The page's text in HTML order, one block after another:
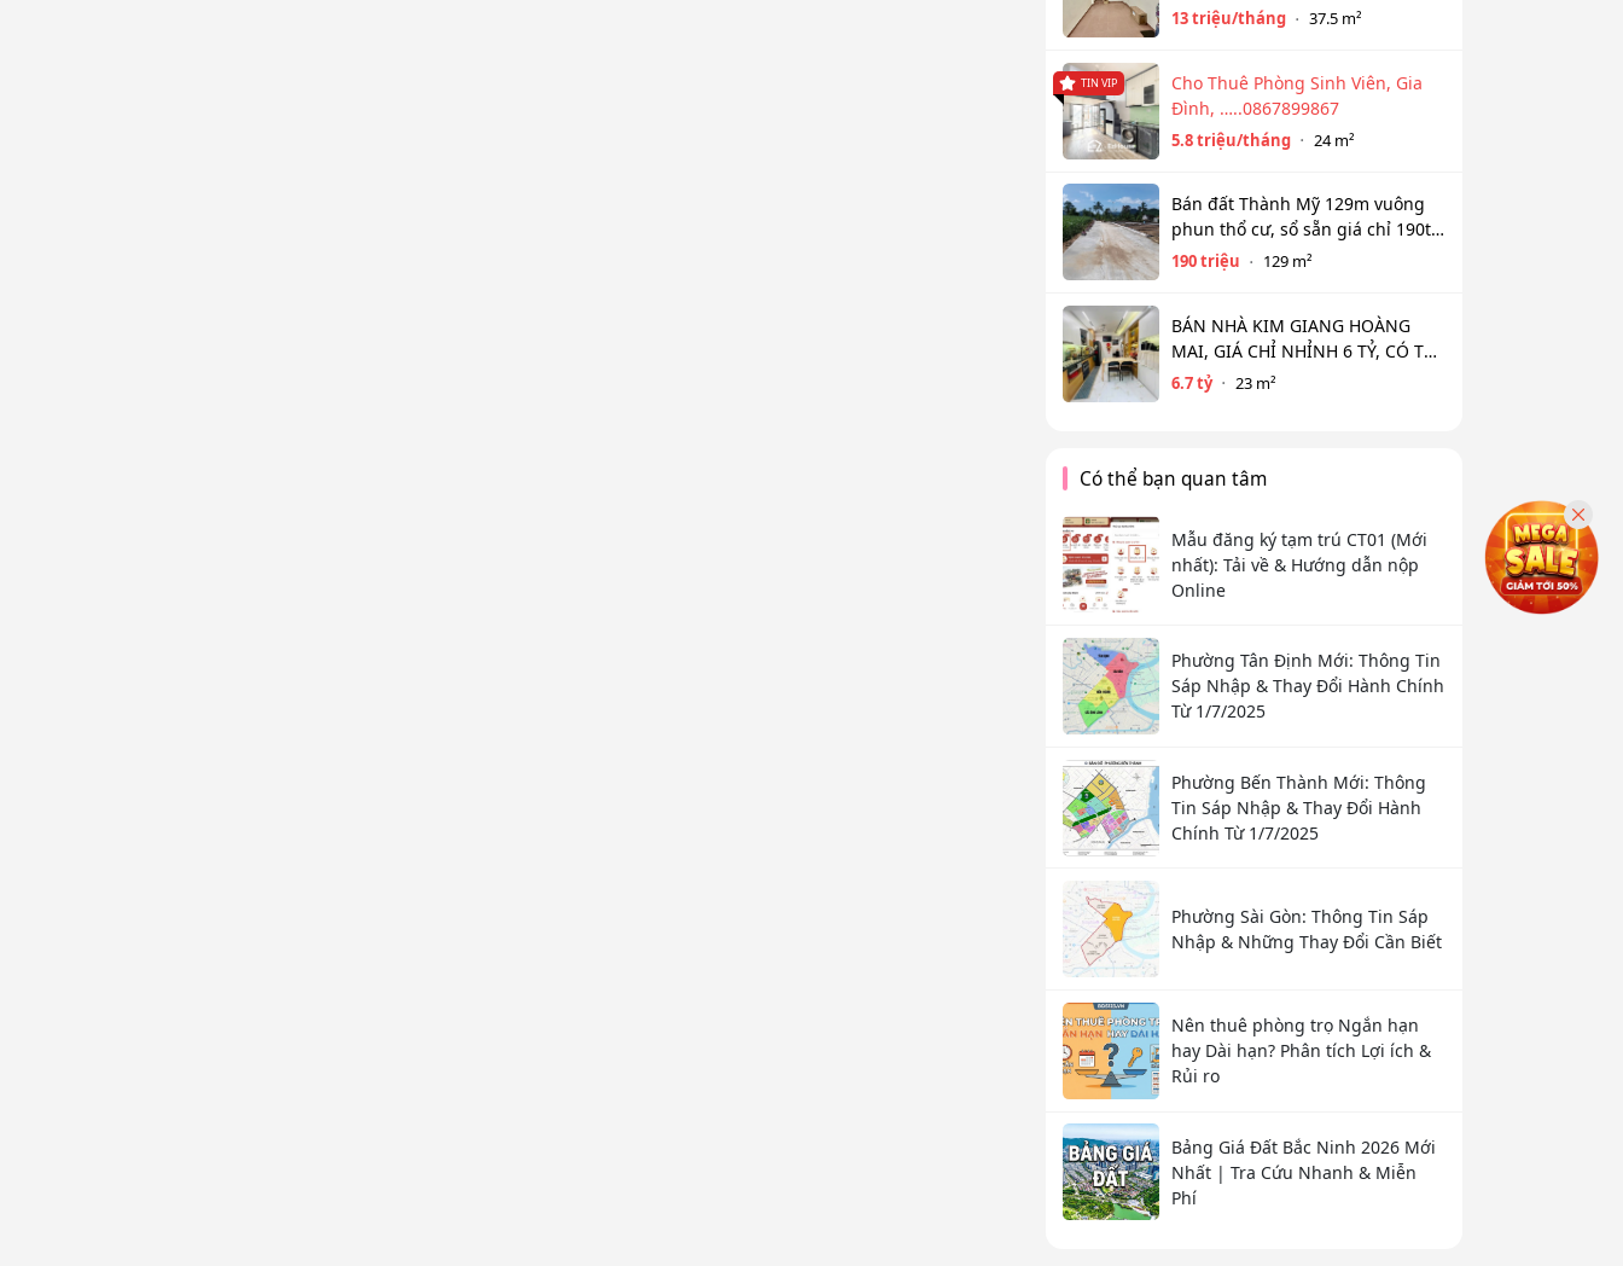
Đồng Cổ, Tây Hồ
13 triệu/tháng 37.5 m²
TIN VIP
Cho Thuê Phòng Sinh Viên, Gia
Đình, …..0867899867
5.8 triệu/tháng 24 m²
Bán đất Thành Mỹ 129m vuông
phun thổ cư, sổ sẵn giá chỉ 190tr
bao sổ
190 triệu 129 m²
BÁN NHÀ KIM GIANG HOÀNG
MAI, GIÁ CHỈ NHỈNH 6 TỶ, CÓ THỂ
THƯƠNG LƯỢNG
6.7 tỷ 23 m²
Có thể bạn quan tâm
Mẫu đăng ký tạm trú CT01 (Mới
nhất): Tải về & Hướng dẫn nộp
Online
Phường Tân Định Mới: Thông Tin
Sáp Nhập & Thay Đổi Hành Chính
Từ 1/7/2025
Phường Bến Thành Mới: Thông
Tin Sáp Nhập & Thay Đổi Hành
Chính Từ 1/7/2025
Phường Sài Gòn: Thông Tin Sáp
Nhập & Những Thay Đổi Cần Biết
Nên thuê phòng trọ Ngắn hạn
hay Dài hạn? Phân tích Lợi ích &
Rủi ro
Bảng Giá Đất Bắc Ninh 2026 Mới
Nhất | Tra Cứu Nhanh & Miễn
Phí